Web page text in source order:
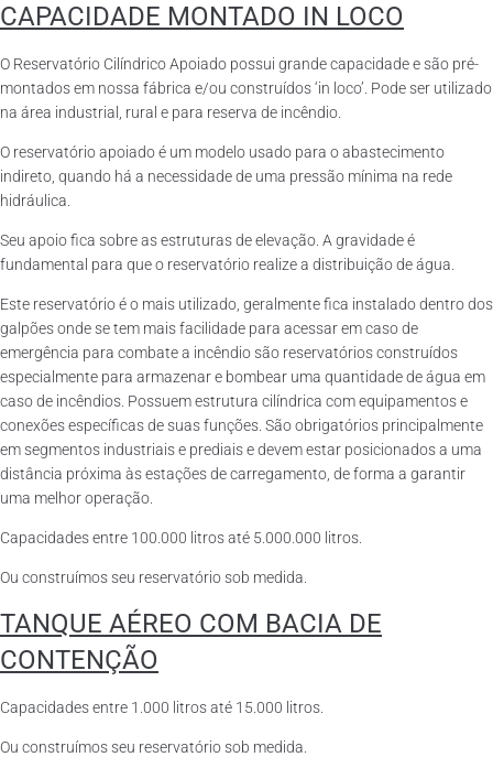
CAPACIDADE MONTADO IN LOCO
O Reservatório Cilíndrico Apoiado possui grande capacidade e são pré-
montados em nossa fábrica e/ou construídos ‘in loco’. Pode ser utilizado
na área industrial, rural e para reserva de incêndio.
O reservatório apoiado é um modelo usado para o abastecimento
indireto, quando há a necessidade de uma pressão mínima na rede
hidráulica.
Seu apoio fica sobre as estruturas de elevação. A gravidade é
fundamental para que o reservatório realize a distribuição de água.
Este reservatório é o mais utilizado, geralmente fica instalado dentro dos
galpões onde se tem mais facilidade para acessar em caso de
emergência para combate a incêndio são reservatórios construídos
especialmente para armazenar e bombear uma quantidade de água em
caso de incêndios. Possuem estrutura cilíndrica com equipamentos e
conexões específicas de suas funções. São obrigatórios principalmente
em segmentos industriais e prediais e devem estar posicionados a uma
distância próxima às estações de carregamento, de forma a garantir
uma melhor operação.
Capacidades entre 100.000 litros até 5.000.000 litros.
Ou construímos seu reservatório sob medida.
TANQUE AÉREO COM BACIA DE
CONTENÇÃO
Capacidades entre 1.000 litros até 15.000 litros.
Ou construímos seu reservatório sob medida.